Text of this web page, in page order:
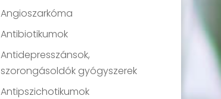
Angioszarkóma
Antibiotikumok
Antidepresszánsok,
szorongásoldók gyógyszerek
Antipszichotikumok